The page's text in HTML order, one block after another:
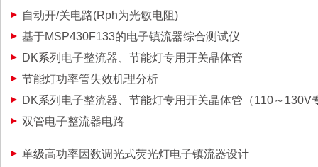
自动开/关电路(Rph为光敏电阻)
基于MSP430F133的电子镇流器综合测试仪
DK系列电子整流器、节能灯专用开关晶体管
节能灯功率管失效机理分析
DK系列电子整流器、节能灯专用开关晶体管（110～130V
双管电子整流器电路
单级高功率因数调光式荧光灯电子镇流器设计